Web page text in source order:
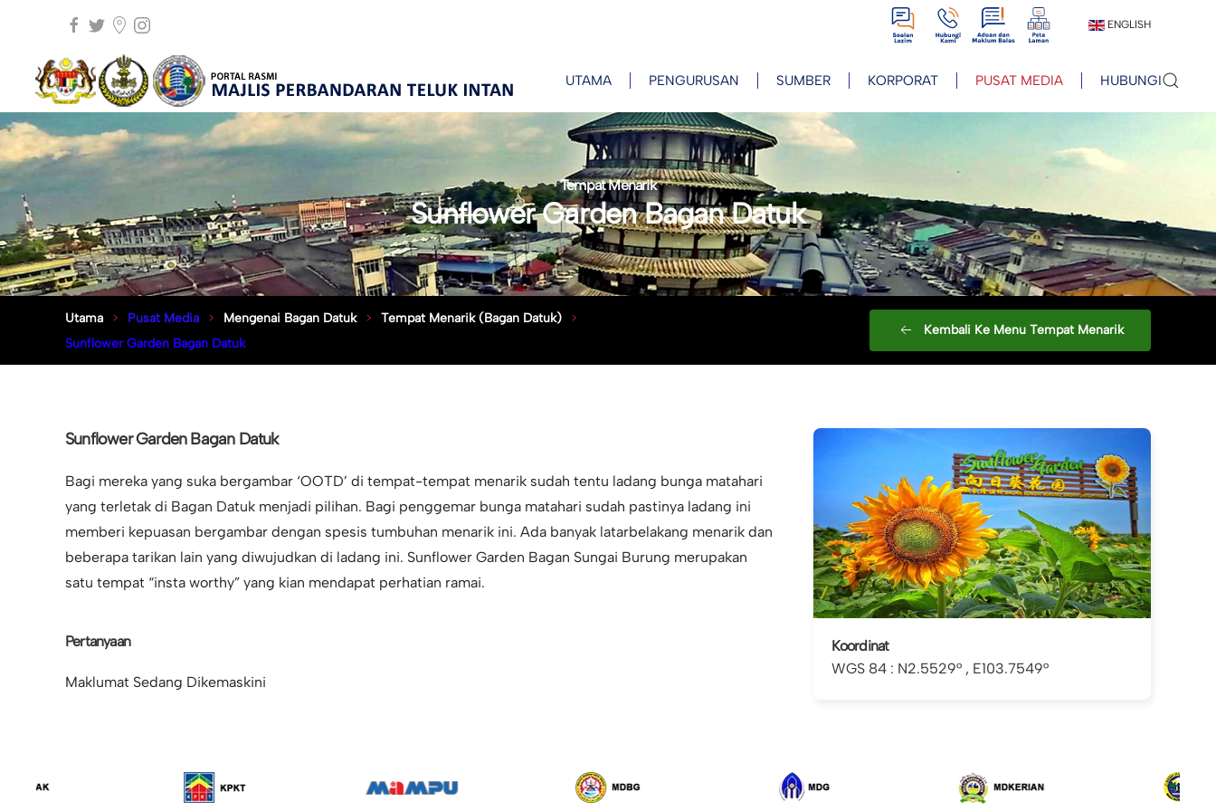
View View View View ENGLISH
UTAMA PENGURUSAN SUMBER KORPORAT PUSAT MEDIA HUBUNGI
Tempat Menarik
Sunflower Garden Bagan Datuk
Utama Pusat Media Mengenai Bagan Datuk
Tempat Menarik (Bagan Datuk)
Sunflower Garden Bagan Datuk
Kembali Ke Menu Tempat Menarik
Sunflower Garden Bagan Datuk
Bagi mereka yang suka bergambar ‘OOTD’ di tempat-tempat menarik sudah tentu ladang bunga matahari
yang terletak di Bagan Datuk menjadi pilihan. Bagi penggemar bunga matahari sudah pastinya ladang ini
memberi kepuasan bergambar dengan spesis tumbuhan menarik ini. Ada banyak latarbelakang menarik dan
beberapa tarikan lain yang diwujudkan di ladang ini. Sunflower Garden Bagan Sungai Burung merupakan
satu tempat “insta worthy” yang kian mendapat perhatian ramai.
Pertanyaan
Maklumat Sedang Dikemaskini
Koordinat
WGS 84 : N2.5529° , E103.7549°